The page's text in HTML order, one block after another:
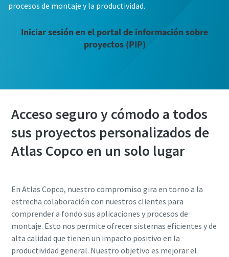
Asegure su calidad y reduzca los defectos mediante la
calibración de herramientas y la calibración acreditada de
garantía de calidad.​
Calibre ahora sus herramientas correctamente.
procesos de montaje y la productividad.
Iniciar sesión en el portal de información sobre
proyectos (PIP)
Acceso seguro y cómodo a todos
sus proyectos personalizados de
Atlas Copco en un solo lugar
En Atlas Copco, nuestro compromiso gira en torno a la
estrecha colaboración con nuestros clientes para
comprender a fondo sus aplicaciones y procesos de
montaje. Esto nos permite ofrecer sistemas eficientes y de
alta calidad que tienen un impacto positivo en la
productividad general. Nuestro objetivo es mejorar el